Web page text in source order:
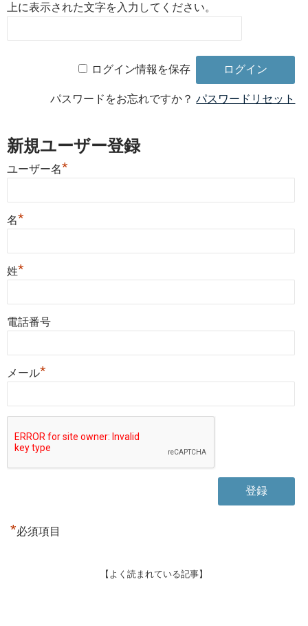
上に表示された文字を入力してください。
ログイン情報を保存
パスワードをお忘れですか？パスワードリセット
新規ユーザー登録
ユーザー名*
名*
姓*
電話番号
メール*
*必須項目
【よく読まれている記事】